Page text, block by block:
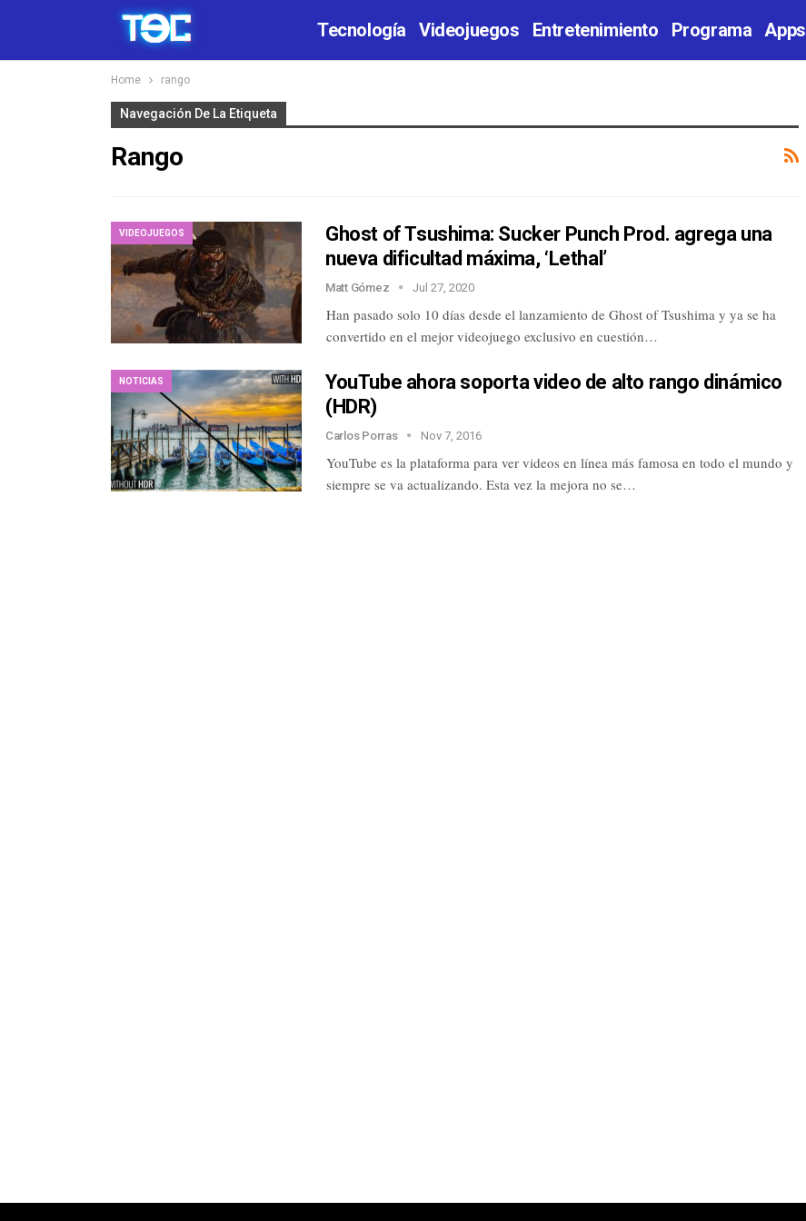
Tecnología Videojuegos Entretenimiento Programa Apps
Home rango
Navegación De La Etiqueta
Rango
VIDEOJUEGOS
Ghost of Tsushima: Sucker Punch Prod. agrega una
nueva dificultad máxima, ‘Lethal’
Matt Gómez Jul 27, 2020
Han pasado solo 10 días desde el lanzamiento de Ghost of Tsushima y ya se ha
convertido en el mejor videojuego exclusivo en cuestión…
NOTICIAS
YouTube ahora soporta video de alto rango dinámico
(HDR)
Carlos Porras Nov 7, 2016
YouTube es la plataforma para ver videos en línea más famosa en todo el mundo y
siempre se va actualizando. Esta vez la mejora no se…